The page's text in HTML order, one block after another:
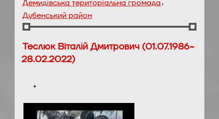
Демидівська територіальна громада
Дубенський район
Теслюк Віталій Дмитрович (01.07.1986-
28.02.2022)
*